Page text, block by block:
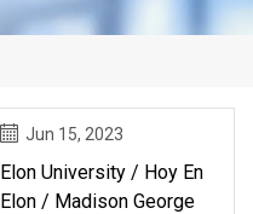
Jun 15, 2023
Elon University / Hoy En
Elon / Madison George